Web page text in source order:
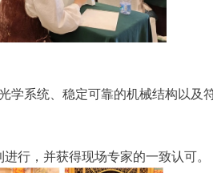
学系统、稳定可靠的机械结构以及
行，并获得现场专家的一致认可。